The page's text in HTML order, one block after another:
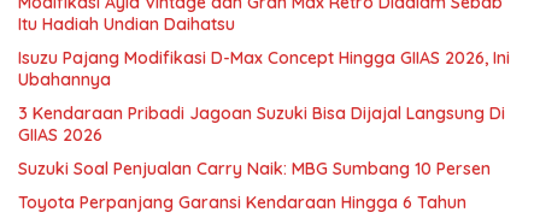
Itu Hadiah Undian Daihatsu
Isuzu Pajang Modifikasi D-Max Concept Hingga GIIAS 2026, Ini
Ubahannya
3 Kendaraan Pribadi Jagoan Suzuki Bisa Dijajal Langsung Di
GIIAS 2026
Suzuki Soal Penjualan Carry Naik: MBG Sumbang 10 Persen
Toyota Perpanjang Garansi Kendaraan Hingga 6 Tahun